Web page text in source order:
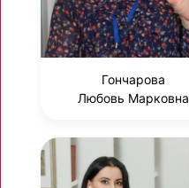
Гончарова
Любовь Марковна